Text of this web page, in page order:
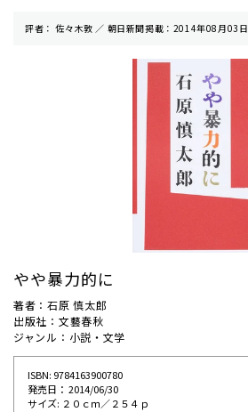
評者： 佐々木敦 ／ 朝⽇新聞掲載：2014年08月03日
やや暴力的に
著者：石原 慎太郎
出版社：文藝春秋
ジャンル：小説・文学
ISBN: 9784163900780
発売⽇： 2014/06/30
サイズ: ２０ｃｍ／２５４ｐ